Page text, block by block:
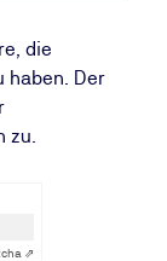
die
haben. Der
zu.
⇗